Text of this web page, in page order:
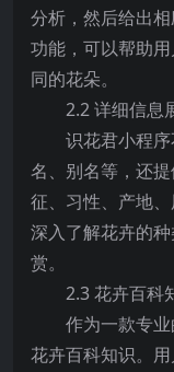
分析，然后给出
功能，可以帮助
同的花朵。
2.2 详细信息
识花君小程
名、别名等，还
征、习性、产地
深入了解花卉的
赏。
2.3 花卉百科
作为一款专
花卉百科知识。